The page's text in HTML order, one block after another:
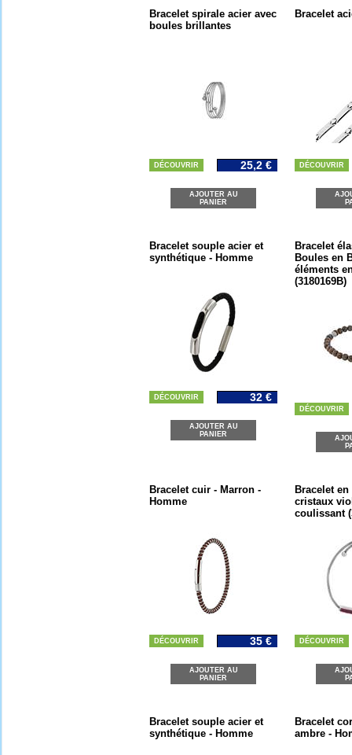
Bracelet spirale acier avec
boules brillantes
DÉCOUVRIR 25,2 €
AJOUTER AU
PANIER
Bracelet
DÉCOUVRIR
Bracelet souple acier et
synthétique - Homme
DÉCOUVRIR 32 €
AJOUTER AU
PANIER
Bracelet
Boules en
éléments
(3180169B)
DÉCOUVRIR
Bracelet cuir - Marron -
Homme
DÉCOUVRIR 35 €
AJOUTER AU
PANIER
Bracelet
cristaux
coulissant
DÉCOUVRIR
Bracelet souple acier et
synthétique - Homme
Bracelet
ambre -